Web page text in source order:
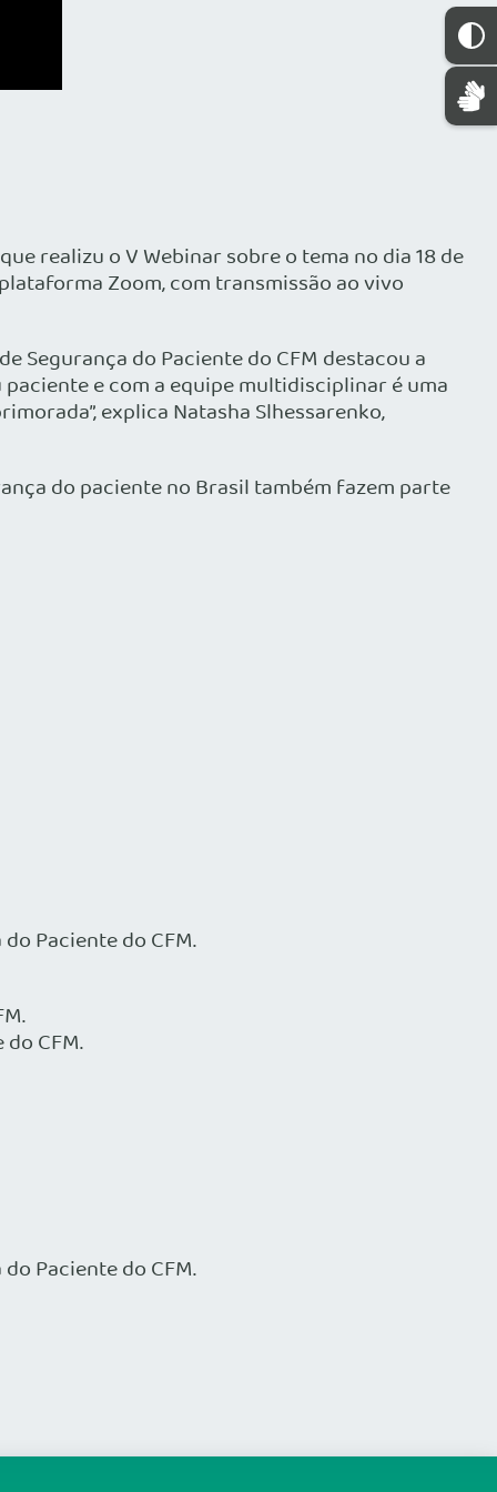
realizu o V Webinar sobre o tema no dia 18 de
Zoom, com transmissão ao vivo
Segurança do Paciente do CFM destacou a
e com a equipe multidisciplinar é uma
explica Natasha Slhessarenko,
do paciente no Brasil também fazem parte
Paciente do CFM.
CFM.
Paciente do CFM.